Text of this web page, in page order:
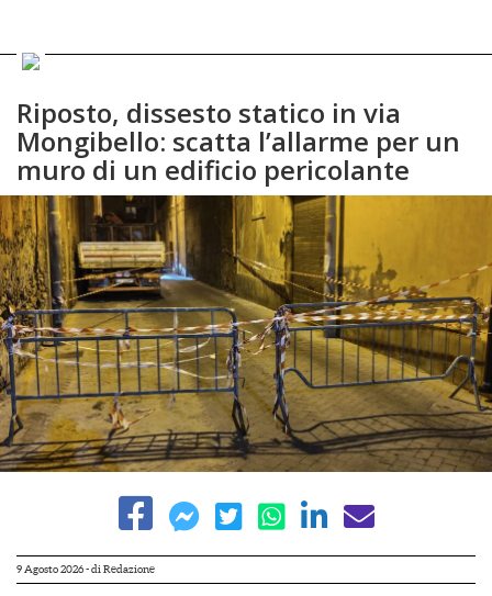
Riposto, dissesto statico in via
Mongibello: scatta l’allarme per un
muro di un edificio pericolante
9 Agosto 2026- di Redazione